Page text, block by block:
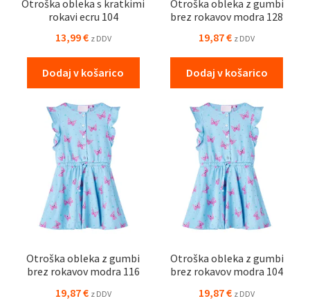
Otroška obleka s kratkimi
rokavi ecru 104
13,99€ z DDV
Dodaj v košarico
Otroška obleka z gumbi
brez rokavov modra 128
19,87€ z DDV
Dodaj v košarico
Otroška obleka z gumbi
brez rokavov modra 116
19,87€ z DDV
Otroška obleka z gumbi
brez rokavov modra 104
19,87€ z DDV